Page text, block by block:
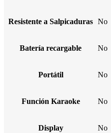
Resistente a Salpicaduras No
Batería recargable No
Portátil No
Función Karaoke No
Display No